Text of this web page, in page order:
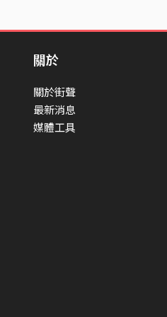
關於
關於街聲
最新消息
媒體工具